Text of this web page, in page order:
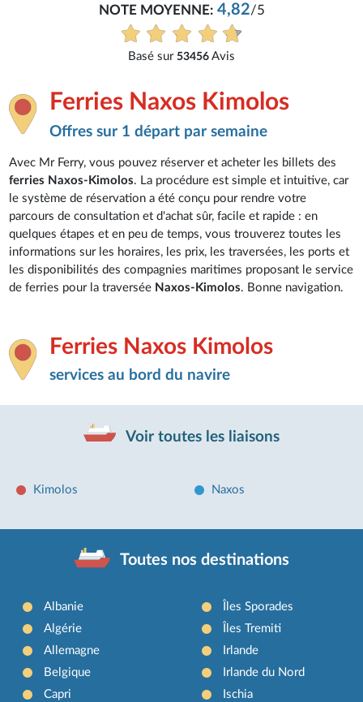
NOTE MOYENNE:4,82/5
Basé sur 53456 Avis
Ferries Naxos Kimolos
Offres sur 1 départ par semaine
Avec Mr Ferry, vous pouvez réserver et acheter les billets des
ferries Naxos-Kimolos. La procédure est simple et intuitive, car
le système de réservation a été conçu pour rendre votre
parcours de consultation et d'achat sûr, facile et rapide : en
quelques étapes et en peu de temps, vous trouverez toutes les
informations sur les horaires, les prix, les traversées, les ports et
les disponibilités des compagnies maritimes proposant le service
de ferries pour la traversée Naxos-Kimolos. Bonne navigation.
Ferries Naxos Kimolos
services au bord du navire
Voir toutes les liaisons
Kimolos Naxos
Toutes nos destinations
Albanie
Algérie
Allemagne
Belgique
Capri
Îles Sporades
Îles Tremiti
Irlande
Irlande du Nord
Ischia